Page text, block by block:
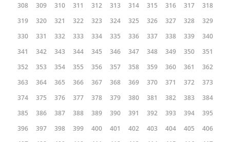
308
309 310 311 312 313 314 315 316 317
318
319
320 321 322 323 324 325 326 327 328
329
330
331 332 333 334 335 336 337 338 339
340
341
342 343 344 345 346 347 348 349 350
351
352
353 354 355 356 357 358 359 360 361
362
363
364 365 366 367 368 369 370 371 372
373
374
375 376 377 378 379 380 381 382 383
384
385
386 387 388 389 390 391 392 393 394
395
396
397 398 399 400 401 402 403 404 405
406